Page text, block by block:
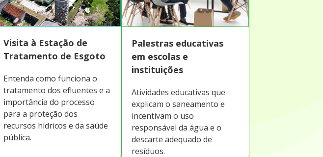
Visita à Estação de
Tratamento de Esgoto
Entenda como funciona o
tratamento dos efluentes e a
importância do processo
para a proteção dos
recursos hídricos e da saúde
pública.
Palestras educativas
em escolas e
instituições
Atividades educativas que
explicam o saneamento e
incentivam o uso
responsável da água e o
descarte adequado de
resíduos.